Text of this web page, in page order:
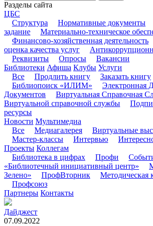
Разделы сайта
ЦБС
Структура
Нормативные документы
задание
Материально-техническое
Финансово-хозяйственная деятельность
оценка качества услуг
Реквизиты
Опросы
Вакансии
Библиотеки Афиша Клубы Услуги
Все
Продлить книгу Заказать книгу
Библиопоиск «ИЛИМ»
Электронная
Документов
Виртуальная Справочная
Виртуальной справочной службы
ресурсы
Новости Мультимедиа
Все
Медиагалерея Виртуальные
Мастер-классы
Интервью
Проекты Коллегам
Библиотека в цифрах
Профи
«Библиотечный инициативный центр»
Зелено»
ПрофВторник Методическая
Профсоюз
Партнеры Контакты
Дайджест
07.09.2022